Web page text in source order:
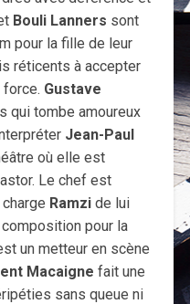
Bouli Lanners sont
pour la fille de leur
réticents à accepter
force. Gustave
qui tombe amoureux
Jean-Paul
où elle est
Le chef est
Ramzi de lui
pour la
un metteur en scène
Macaigne fait une
sans queue ni